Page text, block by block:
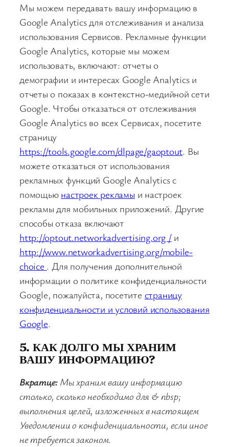
Мы можем передавать вашу информацию в
Google Analytics для отслеживания и анализа
использования Сервисов. Рекламные функции
Google Analytics, которые мы можем
использовать, включают: отчеты о
демографии и интересах Google Analytics и
отчеты о показах в контекстно-медийной сети
Google. Чтобы отказаться от отслеживания
Google Analytics во всех Сервисах, посетите
страницу
https://tools.google.com/dlpage/gaoptout. Вы
можете отказаться от использования
рекламных функций Google Analytics с
помощьюнастроек рекламы и настроек
рекламы для мобильных приложений. Другие
способы отказа включают
http://optout.networkadvertising.org /и
http://www.networkadvertising.org/mobile-
choice . Для получения дополнительной
информации о политике конфиденциальности
Google, пожалуйста, посетите страницу
конфиденциальности и условий использования
Google.
5. КАК ДОЛГО МЫ ХРАНИМ
ВАШУ ИНФОРМАЦИЮ?
Вкратце:Мы храним вашу информацию
столько, сколько необходимо для & nbsp;
выполнения целей, изложенных в настоящем
Уведомлении о конфиденциальности, если иное
не требуется законом.